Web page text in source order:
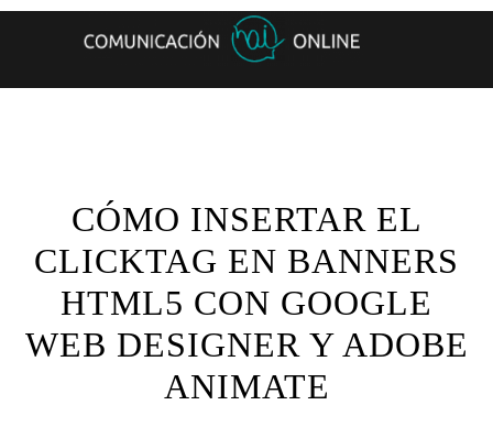
CÓMO INSERTAR EL
CLICKTAG EN BANNERS
HTML5 CON GOOGLE
WEB DESIGNER Y ADOBE
ANIMATE